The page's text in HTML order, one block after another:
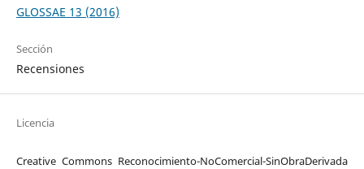
GLOSSAE 13 (2016)
Sección
Recensiones
Licencia
Creative Commons Reconocimiento-NoComercial-SinObraDerivada